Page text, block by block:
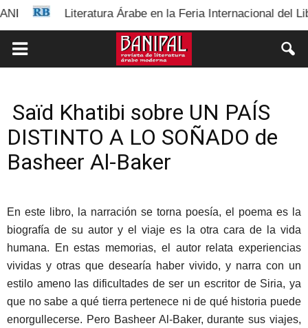
Literatura Árabe en la Feria Internacional del Libro
Saïd Khatibi sobre UN PAÍS
DISTINTO A LO SOÑADO de
Basheer Al-Baker
En este libro, la narración se torna poesía, el poema es la
biografía de su autor y el viaje es la otra cara de la vida
humana. En estas memorias, el autor relata experiencias
vividas y otras que desearía haber vivido, y narra con un
estilo ameno las dificultades de ser un escritor de Siria, ya
que no sabe a qué tierra pertenece ni de qué historia puede
enorgullecerse. Pero Basheer Al-Baker, durante sus viajes,